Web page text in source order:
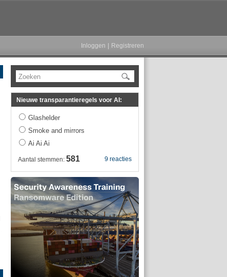
Inloggen Registreren
Zoeken
Nieuwe transparantieregels voor AI:
Glashelder
Smoke and mirrors
Ai Ai Ai
9 reacties
Aantal stemmen: 581